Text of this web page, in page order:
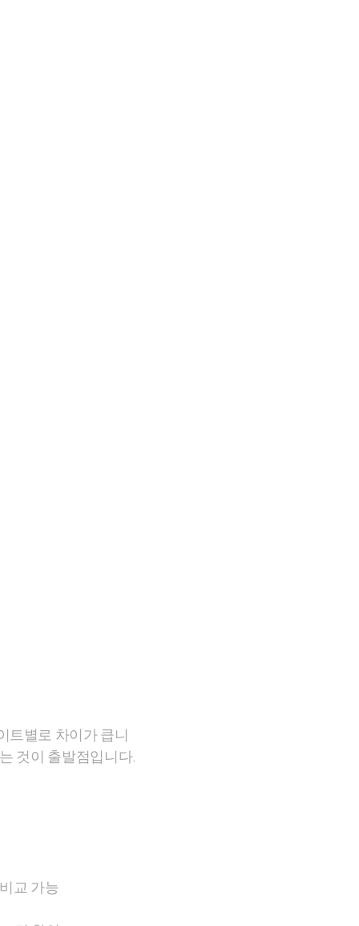
트별로 차이가 큽니
것이 출발점입니다.
교 가능